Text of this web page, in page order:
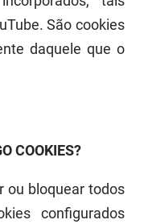
. São cookies
daquele que o
COOKIES?
ou bloquear todos
configurados